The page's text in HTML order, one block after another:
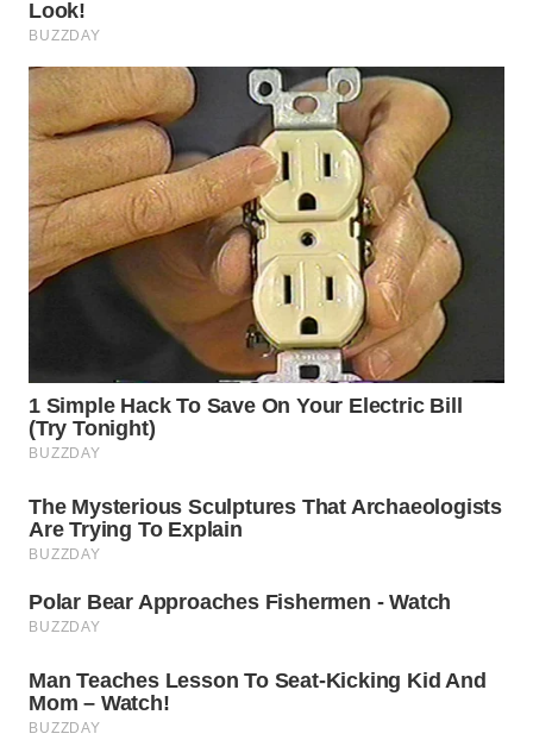
BINJAI
WN
CIREBON
WN
INDRAMAYU
WN
MAJALENGKA
SUBANG
SUKABUMI
PURWAKARTA